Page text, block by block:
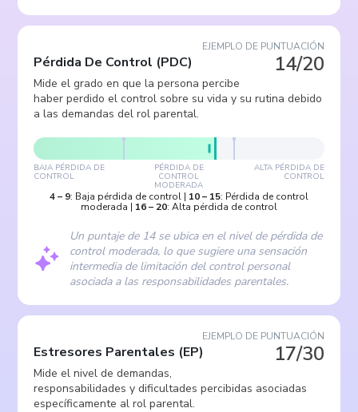
EJEMPLO DE PUNTUACIÓN
14/20
Pérdida De Control (PDC)
Mide el grado en que la persona percibe
haber perdido el control sobre su vida y su rutina debido
a las demandas del rol parental.
BAJA PÉRDIDA DE
CONTROL
PÉRDIDA DE
CONTROL
MODERADA
ALTA PÉRDIDA DE
CONTROL
4– 9: Baja pérdida de control | 10– 15: Pérdida de control
moderada | 16– 20: Alta pérdida de control
Un puntaje de 14 se ubica en el nivel de pérdida de
control moderada, lo que sugiere una sensación
intermedia de limitación del control personal
asociada a las responsabilidades parentales.
EJEMPLO DE PUNTUACIÓN
17/30
Estresores Parentales (EP)
Mide el nivel de demandas,
responsabilidades y dificultades percibidas asociadas
específicamente al rol parental.